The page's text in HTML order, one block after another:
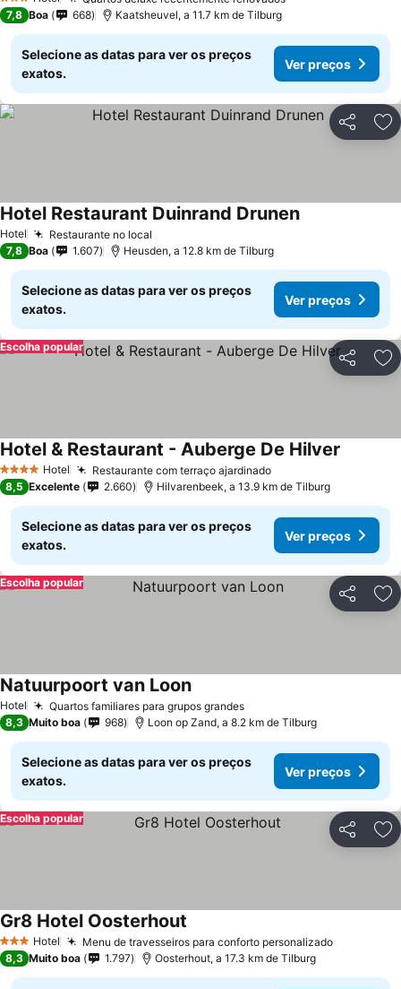
3 Estrelas
7,8 Boa 668 Kaatsheuvel, a 11.7 km de Tilburg
Selecione as datas para ver os preços
exatos.
Ver preços
Partilhar
Hotel Restaurante no local
Hotel Restaurant Duinrand Drunen
7,8 Boa 1.607 Heusden, a 12.8 km de Tilburg
Selecione as datas para ver os preços
exatos.
Ver preços
Partilhar
Escolha popular
4 EstrelasHotel Restaurante com terraço ajardinado
Hotel & Restaurant - Auberge De Hilver
8,5 Excelente 2.660 Hilvarenbeek, a 13.9 km de Tilburg
Selecione as datas para ver os preços
exatos.
Ver preços
Partilhar
Escolha popular
Hotel Quartos familiares para grupos grandes
Natuurpoort van Loon
8,3 Muito boa 968 Loon op Zand, a 8.2 km de Tilburg
Selecione as datas para ver os preços
exatos.
Ver preços
Partilhar
Escolha popular
3 EstrelasHotel Menu de travesseiros para conforto personalizado
Gr8 Hotel Oosterhout
8,3 Muito boa 1.797 Oosterhout, a 17.3 km de Tilburg